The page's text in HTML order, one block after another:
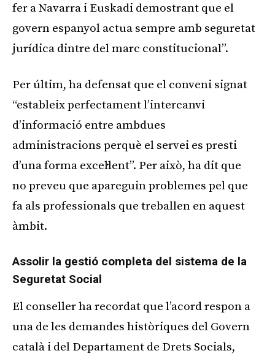
fer a Navarra i Euskadi demostrant que el
govern espanyol actua sempre amb seguretat
jurídica dintre del marc constitucional”.
Per últim, ha defensat que el conveni signat
“estableix perfectament l’intercanvi
d’informació entre ambdues
administracions perquè el servei es presti
d’una forma excel·lent”. Per això, ha dit que
no preveu que apareguin problemes pel que
fa als professionals que treballen en aquest
àmbit.
Assolir la gestió completa del sistema de la
Seguretat Social
El conseller ha recordat que l’acord respon a
una de les demandes històriques del Govern
català i del Departament de Drets Socials,